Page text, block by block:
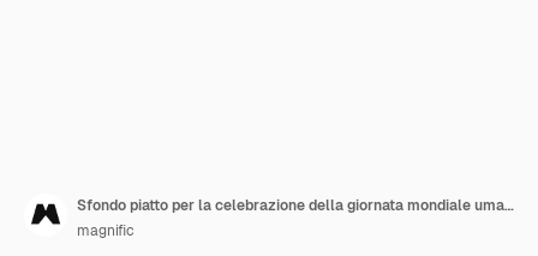
Sfondo piatto per la celebrazione della giornata mondiale umanitaria
magnific